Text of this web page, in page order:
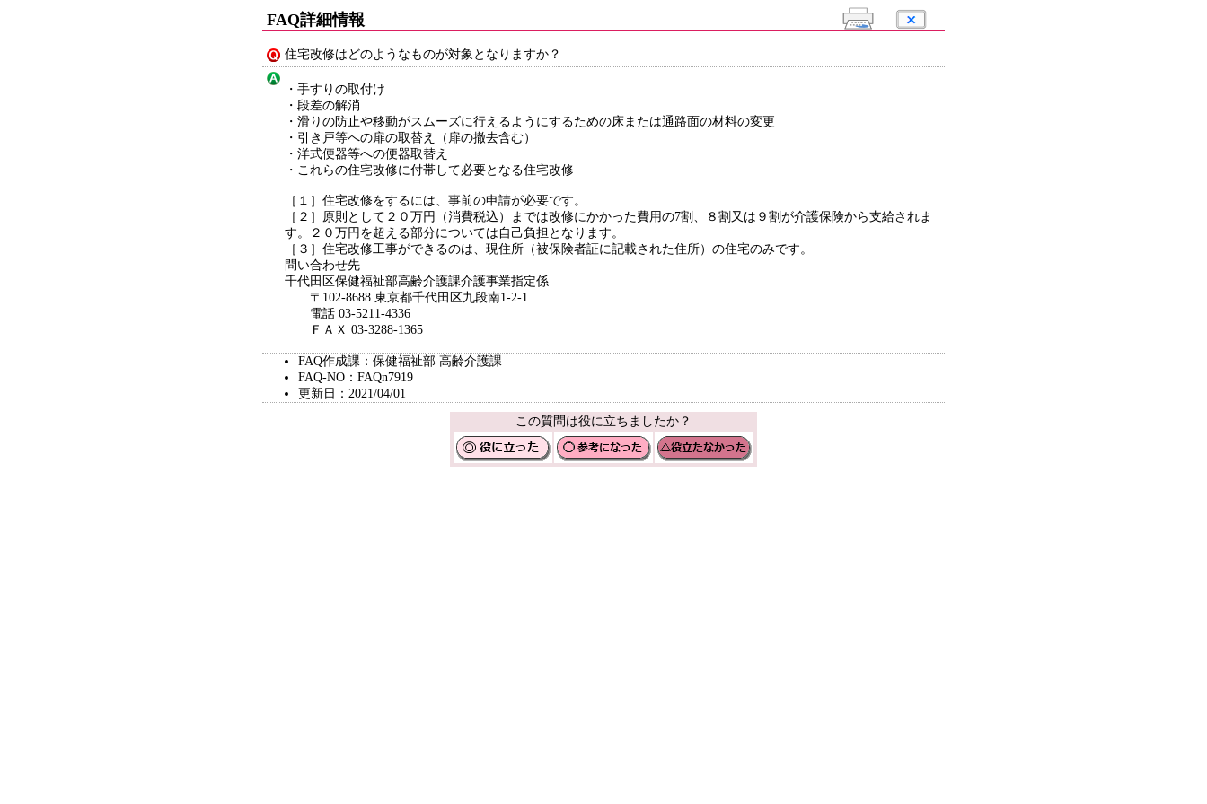
FAQ詳細情報
住宅改修はどのようなものが対象となりますか？
・手すりの取付け
・段差の解消
・滑りの防止や移動がスムーズに行えるようにするための床または通路面の材料の変更
・引き戸等への扉の取替え（扉の撤去含む）
・洋式便器等への便器取替え
・これらの住宅改修に付帯して必要となる住宅改修
［１］住宅改修をするには、事前の申請が必要です。
［２］原則として２０万円（消費税込）までは改修にかかった費用の7割、８割又は９割が介護保険から支給されま
す。２０万円を超える部分については自己負担となります。
［３］住宅改修工事ができるのは、現住所（被保険者証に記載された住所）の住宅のみです。
問い合わせ先
千代田区保健福祉部高齢介護課介護事業指定係
〒102-8688 東京都千代田区九段南1-2-1
電話 03-5211-4336
ＦＡＸ 03-3288-1365
FAQ作成課：保健福祉部 高齢介護課
FAQ-NO：FAQn7919
更新日：2021/04/01
この質問は役に立ちましたか？